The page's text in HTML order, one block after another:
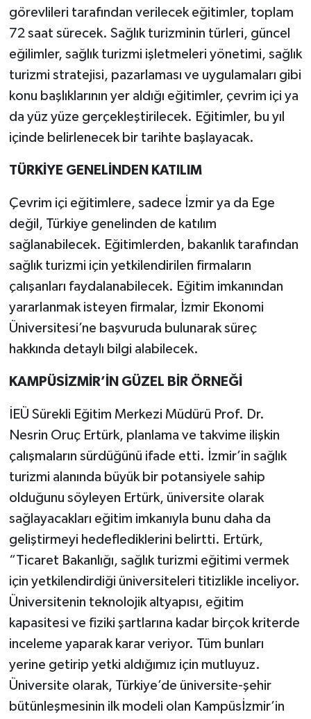
görevlileri tarafından verilecek eğitimler, toplam
72 saat sürecek. Sağlık turizminin türleri, güncel
eğilimler, sağlık turizmi işletmeleri yönetimi, sağlık
turizmi stratejisi, pazarlaması ve uygulamaları gibi
konu başlıklarının yer aldığı eğitimler, çevrim içi ya
da yüz yüze gerçekleştirilecek. Eğitimler, bu yıl
içinde belirlenecek bir tarihte başlayacak.
TÜRKİYE GENELİNDEN KATILIM
Çevrim içi eğitimlere, sadece İzmir ya da Ege
değil, Türkiye genelinden de katılım
sağlanabilecek. Eğitimlerden, bakanlık tarafından
sağlık turizmi için yetkilendirilen firmaların
çalışanları faydalanabilecek. Eğitim imkanından
yararlanmak isteyen firmalar, İzmir Ekonomi
Üniversitesi’ne başvuruda bulunarak süreç
hakkında detaylı bilgi alabilecek.
KAMPÜSİZMİR’İN GÜZEL BİR ÖRNEĞİ
İEÜ Sürekli Eğitim Merkezi Müdürü Prof. Dr.
Nesrin Oruç Ertürk, planlama ve takvime ilişkin
çalışmaların sürdüğünü ifade etti. İzmir’in sağlık
turizmi alanında büyük bir potansiyele sahip
olduğunu söyleyen Ertürk, üniversite olarak
sağlayacakları eğitim imkanıyla bunu daha da
geliştirmeyi hedeflediklerini belirtti. Ertürk,
“Ticaret Bakanlığı, sağlık turizmi eğitimi vermek
için yetkilendirdiği üniversiteleri titizlikle inceliyor.
Üniversitenin teknolojik altyapısı, eğitim
kapasitesi ve fiziki şartlarına kadar birçok kriterde
inceleme yaparak karar veriyor. Tüm bunları
yerine getirip yetki aldığımız için mutluyuz.
Üniversite olarak, Türkiye’de üniversite-şehir
bütünleşmesinin ilk modeli olan Kampüsİzmir’in